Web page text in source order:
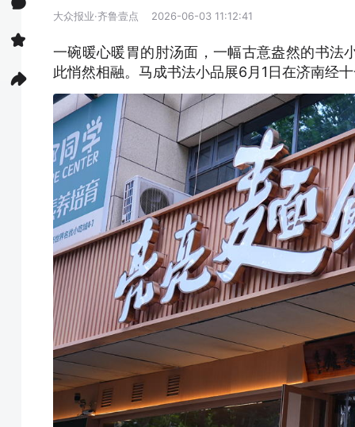
大众报业·齐鲁壹点 2026-06-03 11:12:41
一碗暖心暖胃的肘汤面，一幅古意盎然的书法
此悄然相融。马成书法小品展6月1日在济南经